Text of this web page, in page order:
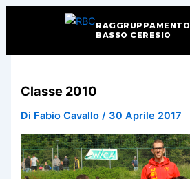
RAGGRUPPAMENTO
BASSO CERESIO
contenuto
Classe 2010
Di Fabio Cavallo/ 30 Aprile 2017